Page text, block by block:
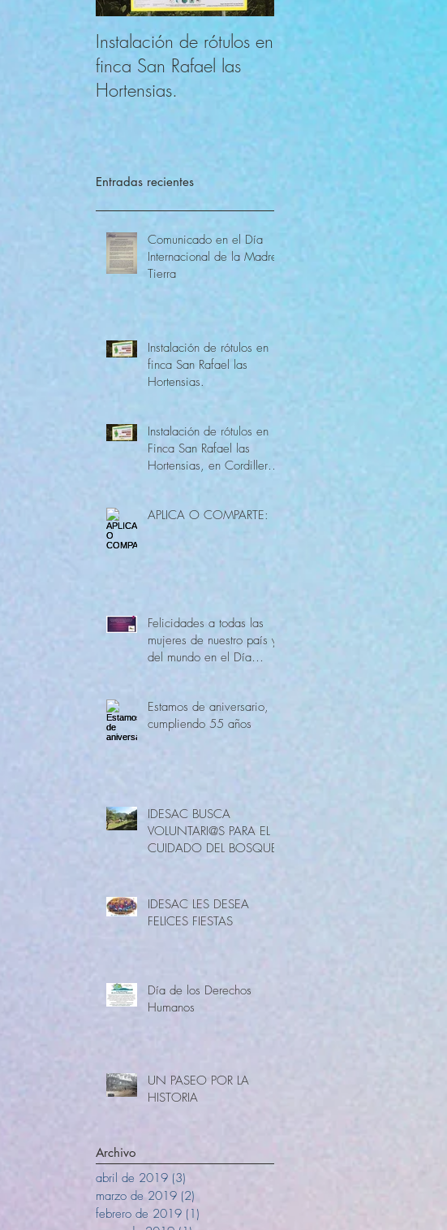
Instalación de rótulos en
finca San Rafael las
Hortensias.
APLICA O
Entradas recientes
Comunicado en el Día
Internacional de la Madre
Tierra
Instalación de rótulos en
finca San Rafael las
Hortensias.
Instalación de rótulos en
Finca San Rafael las
Hortensias, en Cordillera
APLICA O COMPARTE:
Felicidades a todas las
mujeres de nuestro país y
del mundo en el Día
Estamos de aniversario,
cumpliendo 55 años
IDESAC BUSCA
VOLUNTARI@S PARA EL
CUIDADO DEL BOSQUE
IDESAC LES DESEA
FELICES FIESTAS
Día de los Derechos
Humanos
UN PASEO POR LA
HISTORIA
Archivo
abril de 2019 (3)
marzo de 2019 (2)
febrero de 2019 (1)